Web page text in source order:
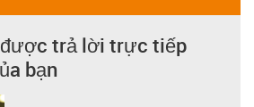
trả lời trực tiếp
bạn